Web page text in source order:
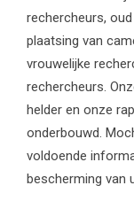
rechercheurs,
plaatsing van
vrouwelijke
rechercheurs.
helder en onze
onderbouwd.
voldoende
bescherming van